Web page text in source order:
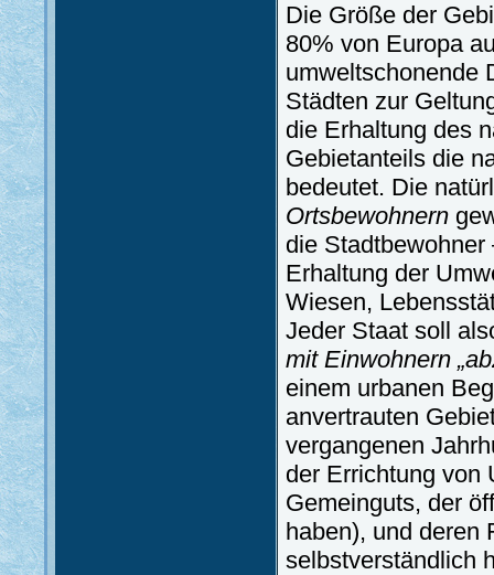
Die Größe der
80% von Europa
umweltschonende
Städten zur
die Erhaltung des
Gebietanteils die
bedeutet. Die
Ortsbewohnern
die
Erhaltung der
Wiesen,
Jeder Staat soll
mit Einwohnern
einem urbanen
anvertrauten
vergangenen
der Errichtung von
Gemeinguts, der
haben), und deren
selbstverständlich